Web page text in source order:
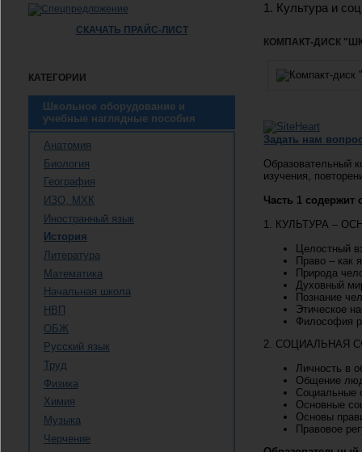
1. Культура и
КОМПАКТ-ДИСК
Задать нам
Образовательный
изучения,
Часть 1
1. КУЛЬТУРА –
Целостный
Право – как
Природа
Духовный
Познание
Этическое
Философия
2. СОЦИАЛЬНАЯ
Личность в
Общение
Социальные
Основные
Основы
Правовое
СКАЧАТЬ ПРАЙС-ЛИСТ
КАТЕГОРИИ
Школьное оборудование и
учебные наглядные пособия
Анатомия
Биология
География
ИЗО, МХК
Иностранный язык
История
Литература
Математика
Начальная школа
НВП
ОБЖ
Русский язык
Труд
Физика
Химия
Музыка
Черчение